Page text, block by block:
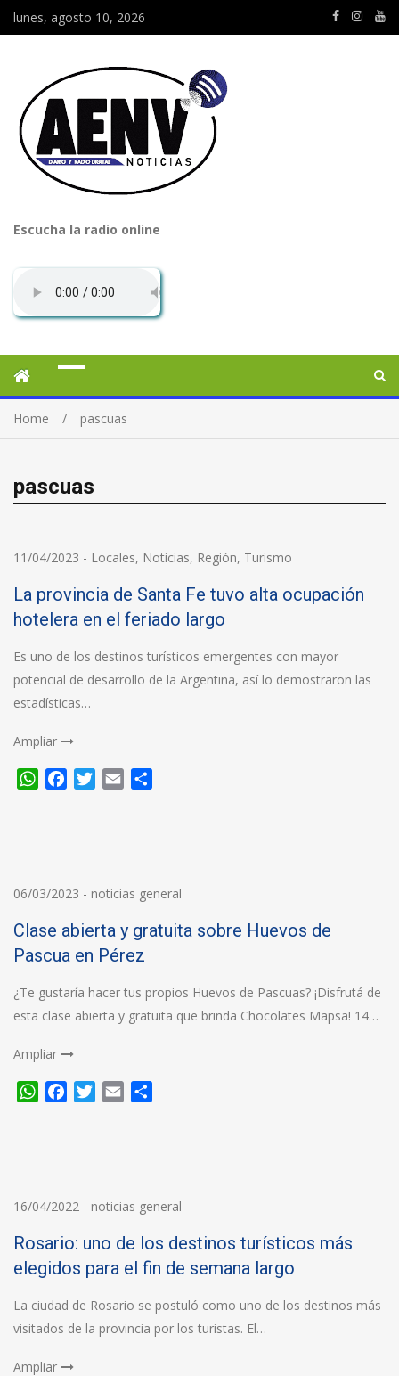
lunes, agosto 10, 2026
Escucha la radio online
Home pascuas
pascuas
11/04/2023 - Locales, Noticias, Región, Turismo
La provincia de Santa Fe tuvo alta ocupación
hotelera en el feriado largo
Es uno de los destinos turísticos emergentes con mayor
potencial de desarrollo de la Argentina, así lo demostraron las
estadísticas…
Ampliar
WhatsApp
FacebookTwitter
Email
06/03/2023 - noticias general
Clase abierta y gratuita sobre Huevos de
Pascua en Pérez
¿Te gustaría hacer tus propios Huevos de Pascuas? ¡Disfrutá de
esta clase abierta y gratuita que brinda Chocolates Mapsa! 14…
Ampliar
WhatsApp
FacebookTwitter
Email
16/04/2022 - noticias general
Rosario: uno de los destinos turísticos más
elegidos para el fin de semana largo
La ciudad de Rosario se postuló como uno de los destinos más
visitados de la provincia por los turistas. El…
Ampliar